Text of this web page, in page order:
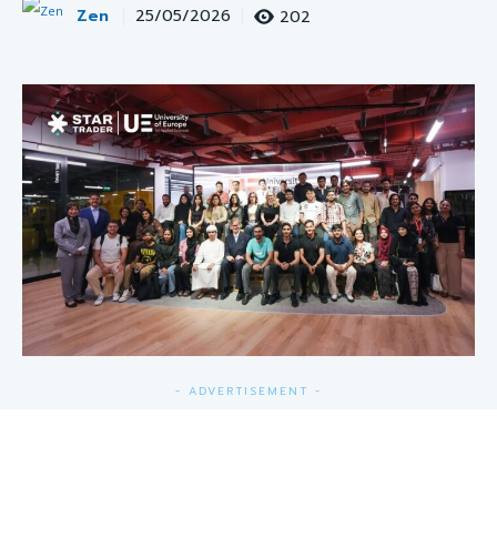
Zen 25/05/2026 202
- ADVERTISEMENT -